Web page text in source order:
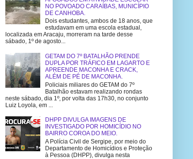
NO POVOADO CARAÍBAS, MUNICÍPIO
DE CANHOBA.
Dois estudantes, ambos de 18 anos, que
estudavam em uma escola estadual,
localizada em Aracaju, morreram na tarde desse
sábado, 1º de agosto...
GETAM DO 7º BATALHÃO PRENDE
DUPLA POR TRÁFICO EM LAGARTO E
APREENDE MACONHA E CRACK,
ALÉM DE PÉ DE MACONHA.
Policiais miliares do GETAM do 7º
Batalhão estavam realizando rondas
neste sábado, dia 1º, por volta das 17h30, no conjunto
Luiz Loyola, em ...
DHPP DIVULGA IMAGENS DE
INVESTIGADO POR HOMICÍDIO NO
BAIRRO COROA DO MEIO.
A Polícia Civil de Sergipe, por meio do
Departamento de Homicídios e Proteção
à Pessoa (DHPP), divulga nesta